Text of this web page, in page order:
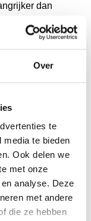
Over
te
te bieden
Ook delen we
met onze
analyse. Deze
met andere
die ze hebben
dan
–
zes maanden
stress
momentum
is.
de herfst en